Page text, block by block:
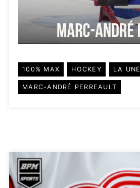
100% MAX HOCKEY LA UNE
MARC-ANDRÉ PERREAULT